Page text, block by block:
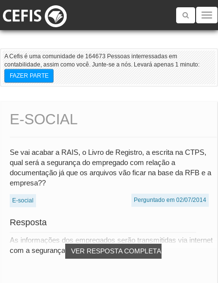
Toggle
A Cefis é uma comunidade de 164673 Pessoas interressadas em
contabilidade, assim como você. Junte-se a nós. Levará apenas 1 minuto:
FAZER PARTE
E-SOCIAL
Se vai acabar a RAIS, o Livro de Registro, a escrita na CTPS,
qual será a segurança do empregado com relação a
documentação já que os arquivos vão ficar na base da RFB e a
empresa??
E-social Perguntado em 02/07/2014
Resposta
VER RESPOSTA COMPLETA
As informações dos empregados serão transmitidas via internet
com a segurança do certificado digital...